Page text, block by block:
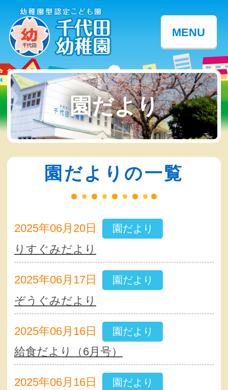
MENU
園だより
園だよりの一覧
2025年06月20日 園だより
りすぐみだより
2025年06月17日 園だより
ぞうぐみだより
2025年06月16日 園だより
給食だより（6月号）
2025年06月16日 園だより